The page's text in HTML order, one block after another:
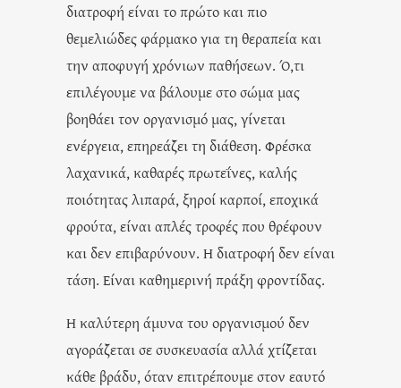
διατροφή είναι το πρώτο και πιο
θεμελιώδες φάρμακο για τη θεραπεία και
την αποφυγή χρόνιων παθήσεων. Ό,τι
επιλέγουμε να βάλουμε στο σώμα μας
βοηθάει τον οργανισμό μας, γίνεται
ενέργεια, επηρεάζει τη διάθεση. Φρέσκα
λαχανικά, καθαρές πρωτεΐνες, καλής
ποιότητας λιπαρά, ξηροί καρποί, εποχικά
φρούτα, είναι απλές τροφές που θρέφουν
και δεν επιβαρύνουν. Η διατροφή δεν είναι
τάση. Είναι καθημερινή πράξη φροντίδας.
Η καλύτερη άμυνα του οργανισμού δεν
αγοράζεται σε συσκευασία αλλά χτίζεται
κάθε βράδυ, όταν επιτρέπουμε στον εαυτό